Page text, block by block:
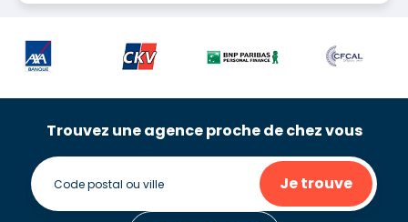
Trouvez une agence proche de chez vous
Je trouve